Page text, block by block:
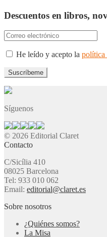
Descuentos en libros,
He leído y acepto la política
Síguenos
© 2026 Editorial Claret
Contacto
C/Sicília 410
08025 Barcelona
Tel: 933 010 062
Email: editorial@claret.es
Sobre nosotros
¿Quiénes somos?
La Misa